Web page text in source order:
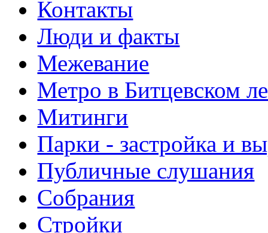
Контакты
Люди и факты
Межевание
Метро в Битцевском
Митинги
Парки - застройка и
Публичные слушания
Собрания
Стройки